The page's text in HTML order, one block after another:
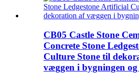
CB05 Castle Stone
Concrete Stone
Culture Stone til
væggen i bygningen